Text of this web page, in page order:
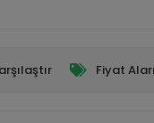
Fiyat